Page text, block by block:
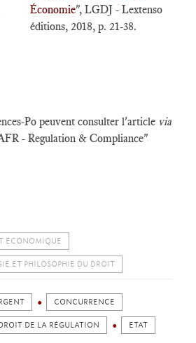
Économie", LGDJ - Lextenso
éditions, 2018, p. 21-38.
Po peuvent consulter l'article via
- Regulation & Compliance"
ÉCONOMIQUE
ET PHILOSOPHIE DU DROIT
CONCURRENCE
DE LA RÉGULATION ETAT